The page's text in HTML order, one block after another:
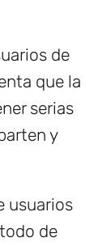
de
que la
serias
y
usuarios
de